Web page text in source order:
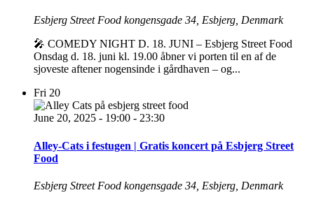
Esbjerg Street Food kongensgade 34, Esbjerg, Denmark
🎤 COMEDY NIGHT D. 18. JUNI – Esbjerg Street Food
Onsdag d. 18. juni kl. 19.00 åbner vi porten til en af de
sjoveste aftener nogensinde i gårdhaven – og...
Fri 20
June 20, 2025 - 19:00 - 23:30
Alley-Cats i festugen | Gratis koncert på Esbjerg Street
Food
Esbjerg Street Food kongensgade 34, Esbjerg, Denmark